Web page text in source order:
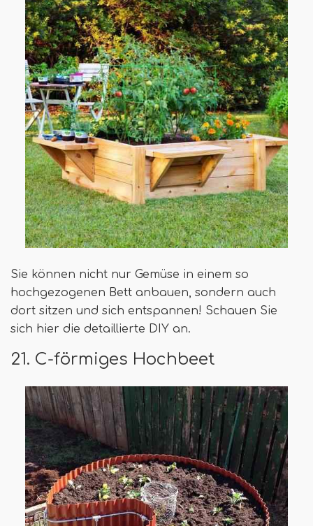
Sie können nicht nur Gemüse in einem so
hochgezogenen Bett anbauen, sondern auch
dort sitzen und sich entspannen! Schauen Sie
sich hier die detaillierte DIY an.
21. C-förmiges Hochbeet